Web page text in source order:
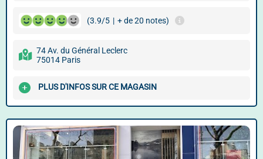
(3.9/5 | + de 20 notes)
74 Av. du Général Leclerc
75014 Paris
PLUS D'INFOS SUR CE MAGASIN